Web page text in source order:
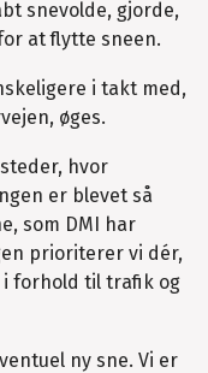
snevolde, gjorde,
at flytte sneen.
i takt med,
øges.
hvor
er blevet så
som DMI har
prioriterer vi dér,
forhold til trafik og
ny sne. Vi er